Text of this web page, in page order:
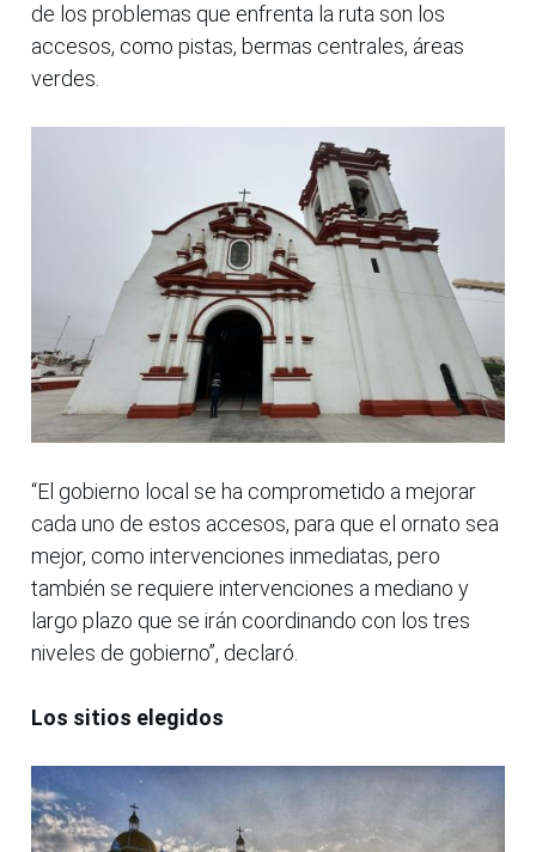
de los problemas que enfrenta la ruta son los
accesos, como pistas, bermas centrales, áreas
verdes.
“El gobierno local se ha comprometido a mejorar
cada uno de estos accesos, para que el ornato sea
mejor, como intervenciones inmediatas, pero
también se requiere intervenciones a mediano y
largo plazo que se irán coordinando con los tres
niveles de gobierno”, declaró.
Los sitios elegidos